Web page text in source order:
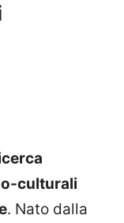
culturali
. Nato dalla